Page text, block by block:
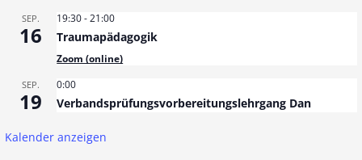
SEP.
16
19:30-21:00
Traumapädagogik
Zoom (online)
SEP.
19
0:00
Verbandsprüfungsvorbereitungslehrgang Dan
Kalender anzeigen